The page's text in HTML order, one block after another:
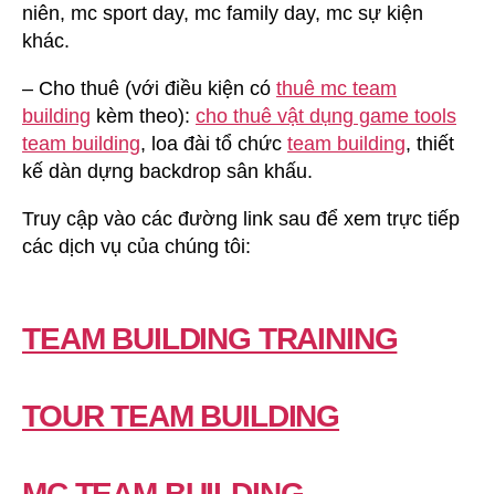
niên, mc sport day, mc family day, mc sự kiện
khác.
– Cho thuê (với điều kiện có thuê mc team
building kèm theo): cho thuê vật dụng game tools
team building, loa đài tổ chức team building, thiết
kế dàn dựng backdrop sân khấu.
Truy cập vào các đường link sau để xem trực tiếp
các dịch vụ của chúng tôi:
TEAM BUILDING TRAINING
TOUR TEAM BUILDING